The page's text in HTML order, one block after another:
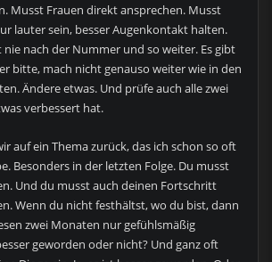
Musst Frauen direkt ansprechen. Musst
lauter sein, besser Augenkontakt halten.
nie nach der Nummer und so weiter. Es gibt
bitte, mach nicht genauso weiter wie in den
Ändere etwas. Und prüfe auch alle zwei
verbessert hat.
auf ein Thema zurück, das ich schon so oft
Besonders in der letzten Folge. Du musst
Und du musst auch deinen Fortschritt
Wenn du nicht festhältst, wo du bist, dann
zwei Monaten nur gefühlsmäßig
geworden oder nicht? Und ganz oft